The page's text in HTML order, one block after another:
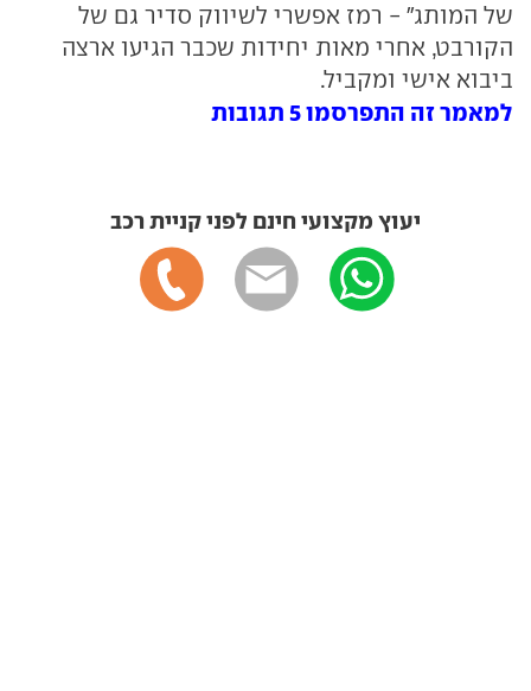
של המותג" - רמז אפשרי לשיווק סדיר גם של
הקורבט, אחרי מאות יחידות שכבר הגיעו ארצה
ביבוא אישי ומקביל.
למאמר זה התפרסמו 5 תגובות
יעוץ מקצועי חינם לפני קניית רכב